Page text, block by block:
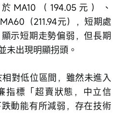
MA10（194.05元）、
（211.94元），短期處
示短期走勢偏弱，但長期
未出現明顯拐頭。
對低位區間，雖然未進入
指標「超賣狀態，中立信
動能有所減弱，存在技術